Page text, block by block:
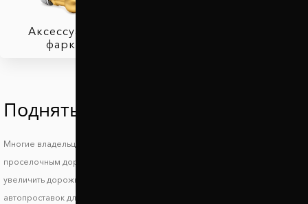
Аксессуары для
фаркопов
Поднять Линкольн Cорсаир
Многие владельцы автомобилей Lincoln Corsair знают, что такое езда по
проселочным дорогам и загородным трассам и поэтому стараются
увеличить дорожный просвет Линкольн Cорсаир. При выборе
автопроставок для увеличения клиренса стоит обратить внимание на